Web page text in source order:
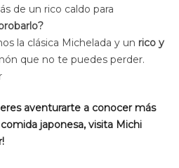
de un rico caldo para
la clásica Michelada y un rico y
que no te puedes perder.
aventurarte a conocer más
japonesa, visita Michi